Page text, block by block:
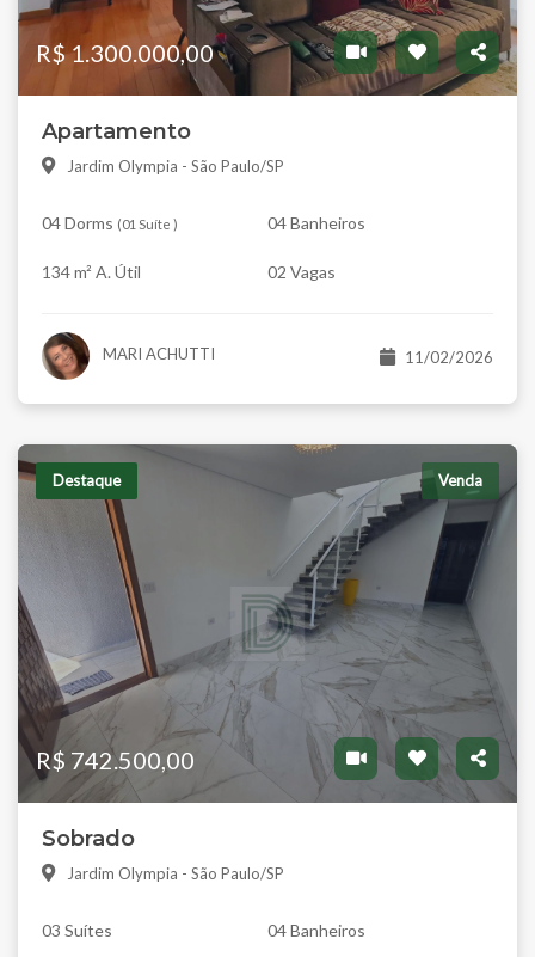
R$ 1.300.000,00
Apartamento
Jardim Olympia - São Paulo/SP
04 Dorms (01 Suíte ) 04 Banheiros
134 m² A. Útil 02 Vagas
MARI ACHUTTI 11/02/2026
Destaque Venda
R$ 742.500,00
Sobrado
Jardim Olympia - São Paulo/SP
03 Suítes 04 Banheiros